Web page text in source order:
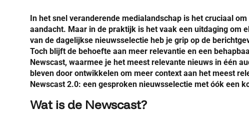
In het snel veranderende medialandschap is het cruciaal
aandacht. Maar in de praktijk is het vaak een uitdaging om
van de dagelijkse nieuwsselectie heb je grip op de
Toch blijft de behoefte aan meer relevantie en een
Newscast, waarmee je het meest relevante nieuws in één
bleven door ontwikkelen om meer context aan het meest
Newscast 2.0: een gesproken nieuwsselectie met óók een
Wat is de Newscast?